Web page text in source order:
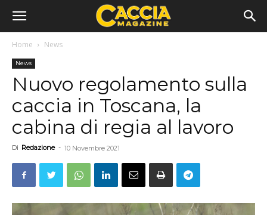
Home News
News
Nuovo regolamento sulla
caccia in Toscana, la
cabina di regia al lavoro
Di Redazione - 10 Novembre 2021